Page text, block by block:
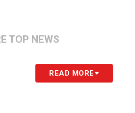
TOP NEWS
READ MORE